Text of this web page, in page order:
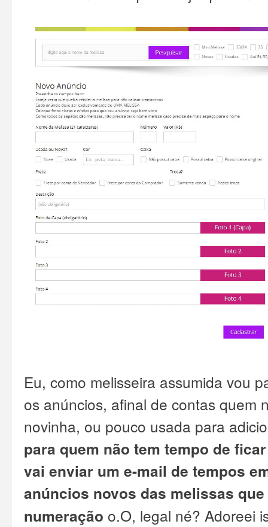
Eu, como melisseira assumida vou
os anúncios, afinal de contas quem
novinha, ou pouco usada para
para quem não tem tempo de
vai enviar um e-mail de tempos
anúncios novos das melissas
numeração o.O, legal né? Adoreei